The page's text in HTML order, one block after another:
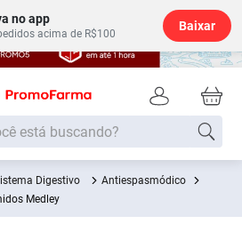
no app
acima de R$100
Baixar
Digestivo
Antiespasmódico
Medley